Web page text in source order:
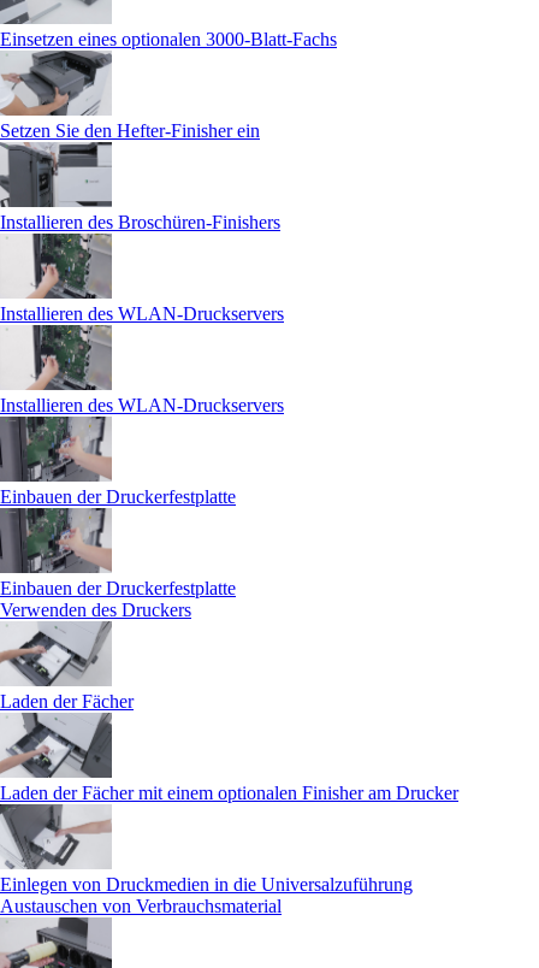
Einsetzen eines optionalen 3000‑Blatt-Fachs
Setzen Sie den Hefter-Finisher ein
Installieren des Broschüren-Finishers
Installieren des WLAN-Druckservers
Installieren des WLAN-Druckservers
Einbauen der Druckerfestplatte
Einbauen der Druckerfestplatte
Verwenden des Druckers
Laden der Fächer
Laden der Fächer mit einem optionalen Finisher am Drucker
Einlegen von Druckmedien in die Universalzuführung
Austauschen von Verbrauchsmaterial